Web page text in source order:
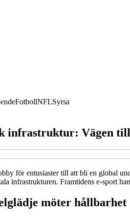
FotbollNFLSyrsa
infrastruktur: Vägen
för entusiaster till att bli en global
infrastrukturen. Framtidens e‑sport
möter hållbarhet